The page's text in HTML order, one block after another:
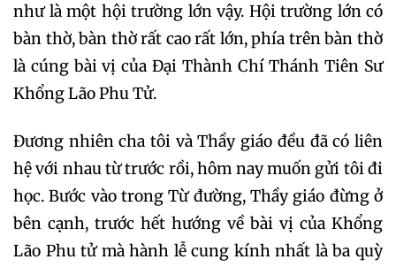
như là một hội trường lớn vậy. Hội trường lớn có
bàn thờ, bàn thờ rất cao rất lớn, phía trên bàn thờ
là cúng bài vị của Đại Thành Chí Thánh Tiên Sư
Khổng Lão Phu Tử.
Đương nhiên cha tôi và Thầy giáo đều đã có liên
hệ với nhau từ trước rồi, hôm nay muốn gửi tôi đi
học. Bước vào trong Từ đường, Thầy giáo đừng ở
bên cạnh, trước hết hướng về bài vị của Khổng
Lão Phu tử mà hành lễ cung kính nhất là ba quỳ